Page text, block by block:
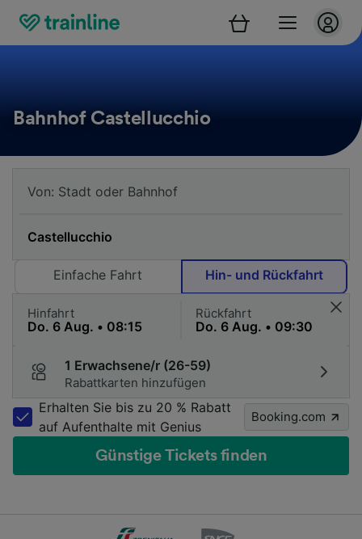
Bahnhof Castellucchio
Einfache Fahrt Hin- und Rückfahrt
Hinfahrt Rückfahrt
1 Erwachsene/r (26-59)
Rabattkarten hinzufügen
Erhalten Sie bis zu 20 % Rabatt
auf Aufenthalte mit Genius
Booking.com
Günstige Tickets finden